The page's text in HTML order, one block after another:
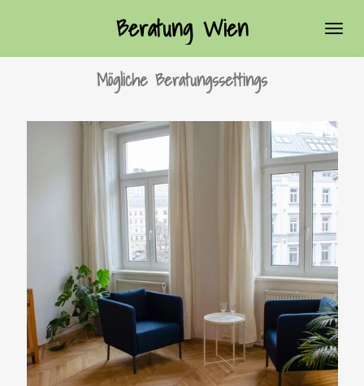
springen
Beratung Wien
Mögliche Beratungssettings